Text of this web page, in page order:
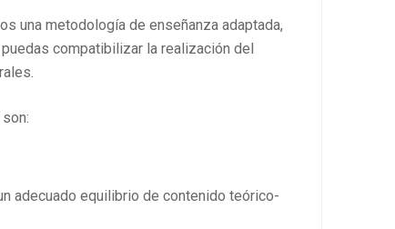
una metodología de enseñanza adaptada,
compatibilizar la realización del
adecuado equilibrio de contenido teórico-